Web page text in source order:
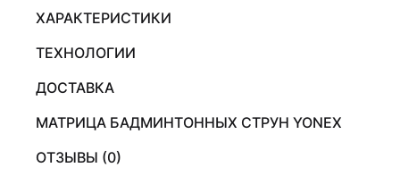
ХАРАКТЕРИСТИКИ
ТЕХНОЛОГИИ
ДОСТАВКА
МАТРИЦА БАДМИНТОННЫХ СТРУН YONEX
ОТЗЫВЫ (0)